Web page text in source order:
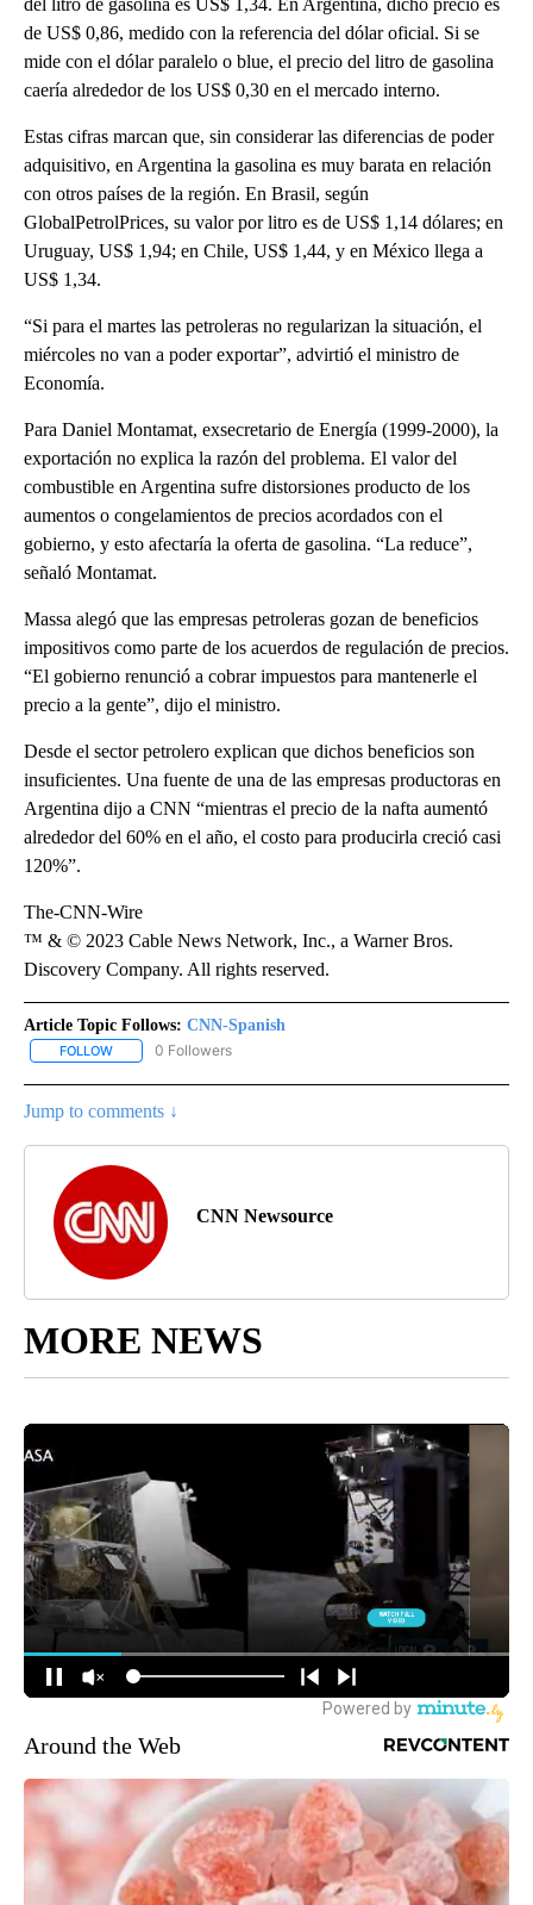
del litro de gasolina es US$ 1,34. En Argentina, dicho precio es
de US$ 0,86, medido con la referencia del dólar oficial. Si se
mide con el dólar paralelo o blue, el precio del litro de gasolina
caería alrededor de los US$ 0,30 en el mercado interno.
Estas cifras marcan que, sin considerar las diferencias de poder
adquisitivo, en Argentina la gasolina es muy barata en relación
con otros países de la región. En Brasil, según
GlobalPetrolPrices, su valor por litro es de US$ 1,14 dólares; en
Uruguay, US$ 1,94; en Chile, US$ 1,44, y en México llega a
US$ 1,34.
“Si para el martes las petroleras no regularizan la situación, el
miércoles no van a poder exportar”, advirtió el ministro de
Economía.
Para Daniel Montamat, exsecretario de Energía (1999-2000), la
exportación no explica la razón del problema. El valor del
combustible en Argentina sufre distorsiones producto de los
aumentos o congelamientos de precios acordados con el
gobierno, y esto afectaría la oferta de gasolina. “La reduce”,
señaló Montamat.
Massa alegó que las empresas petroleras gozan de beneficios
impositivos como parte de los acuerdos de regulación de precios.
“El gobierno renunció a cobrar impuestos para mantenerle el
precio a la gente”, dijo el ministro.
Desde el sector petrolero explican que dichos beneficios son
insuficientes. Una fuente de una de las empresas productoras en
Argentina dijo a CNN “mientras el precio de la nafta aumentó
alrededor del 60% en el año, el costo para producirla creció casi
120%”.
The-CNN-Wire
™ & © 2023 Cable News Network, Inc., a Warner Bros.
Discovery Company. All rights reserved.
Article Topic Follows: CNN-Spanish
FOLLOW FOLLOW "CNN-SPANISH" TO RECEIVE NOTIFICATIONS ABOUT
0 Followers
Jump to comments ↓
CNN Newsource
MORE NEWS
Around the Web